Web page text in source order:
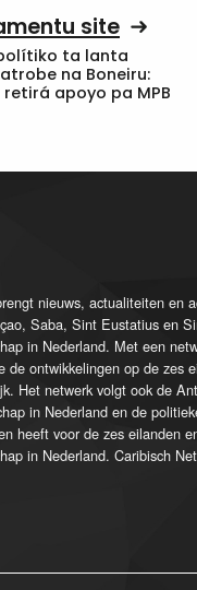
site
ta lanta
na Boneiru:
retirá apoyo pa MPB
nieuws, actualiteiten en
Saba, Sint Eustatius en
in Nederland. Met een
de ontwikkelingen op de zes
Het netwerk volgt ook de
in Nederland en de
heeft voor de zes eilanden
in Nederland. Caribisch